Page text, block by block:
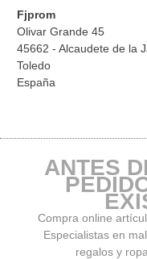
Fjprom
Olivar Grande 45
45662 - Alcaudete de la
Toledo
España
ANTES
Compra online
Especialistas en
regalos y